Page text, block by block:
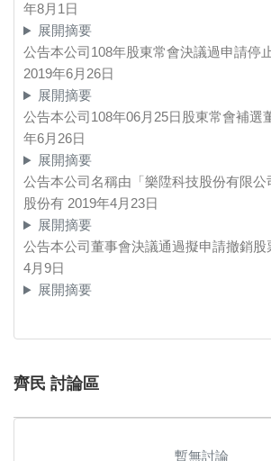
年8月1日
展開摘要
公告本公司108年股東常會決議過申請停
2019年6月26日
展開摘要
公告本公司108年06月25日股東常會補選
年6月26日
展開摘要
公告本公司名稱由「樂陞科技股份有限公
股份有 2019年4月23日
展開摘要
公告本公司董事會決議通過擬申請撤銷股
4月9日
展開摘要
齊民 討論區
暫無討論